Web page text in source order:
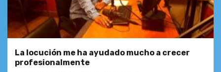
La locución me ha ayudado mucho a crecer
profesionalmente